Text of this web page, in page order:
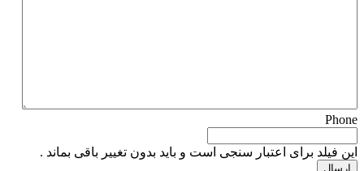
Phone
این فیلد برای اعتبار سنجی است و باید بدون تغییر باقی بماند .